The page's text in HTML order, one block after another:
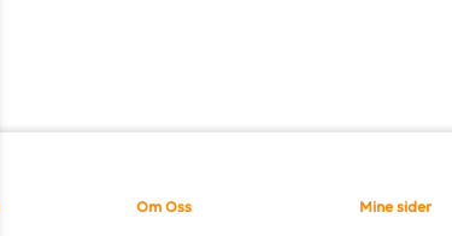
Om Oss Mine sider